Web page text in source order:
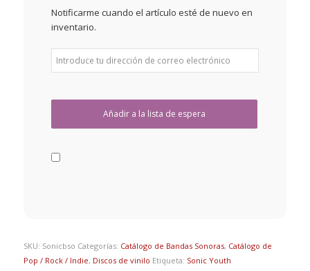
Notificarme cuando el artículo esté de nuevo en
inventario.
SKU: Sonicbso Categorías: Catálogo de Bandas Sonoras, Catálogo de
Pop / Rock / Indie, Discos de vinilo Etiqueta: Sonic Youth